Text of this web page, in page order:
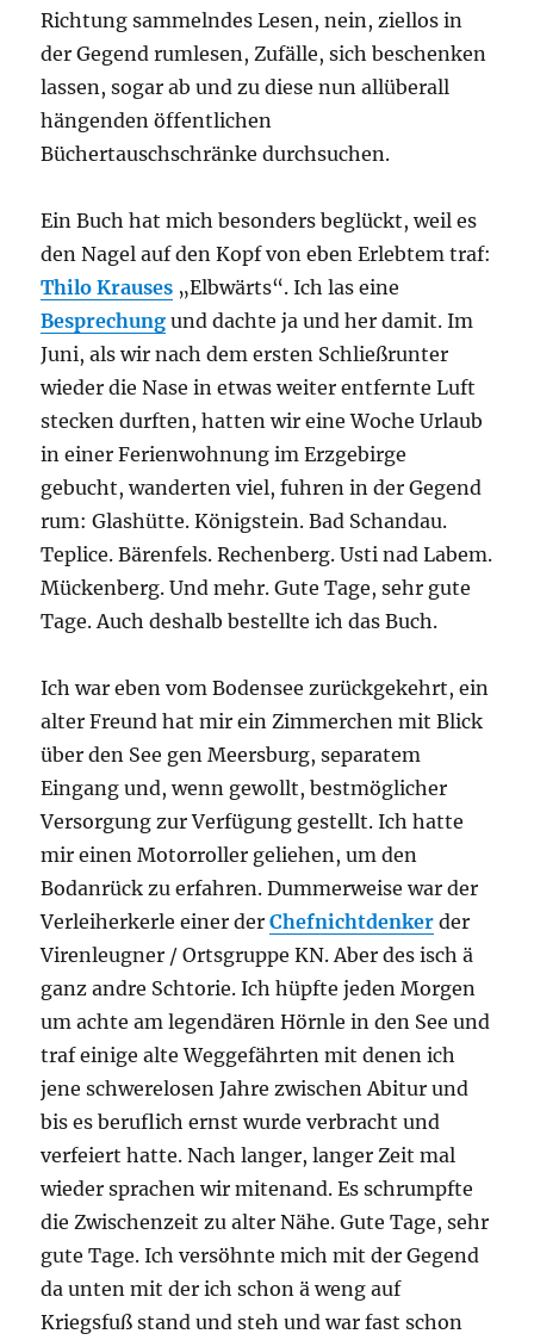
Richtung sammelndes Lesen, nein, ziellos in
der Gegend rumlesen, Zufälle, sich beschenken
lassen, sogar ab und zu diese nun allüberall
hängenden öffentlichen
Büchertauschschränke durchsuchen.
Ein Buch hat mich besonders beglückt, weil es
den Nagel auf den Kopf von eben Erlebtem traf:
Thilo Krauses „Elbwärts“. Ich las eine
Besprechung und dachte ja und her damit. Im
Juni, als wir nach dem ersten Schließrunter
wieder die Nase in etwas weiter entfernte Luft
stecken durften, hatten wir eine Woche Urlaub
in einer Ferienwohnung im Erzgebirge
gebucht, wanderten viel, fuhren in der Gegend
rum: Glashütte. Königstein. Bad Schandau.
Teplice. Bärenfels. Rechenberg. Usti nad Labem.
Mückenberg. Und mehr. Gute Tage, sehr gute
Tage. Auch deshalb bestellte ich das Buch.
Ich war eben vom Bodensee zurückgekehrt, ein
alter Freund hat mir ein Zimmerchen mit Blick
über den See gen Meersburg, separatem
Eingang und, wenn gewollt, bestmöglicher
Versorgung zur Verfügung gestellt. Ich hatte
mir einen Motorroller geliehen, um den
Bodanrück zu erfahren. Dummerweise war der
Verleiherkerle einer derChefnichtdenker der
Virenleugner / Ortsgruppe KN. Aber des isch ä
ganz andre Schtorie. Ich hüpfte jeden Morgen
um achte am legendären Hörnle in den See und
traf einige alte Weggefährten mit denen ich
jene schwerelosen Jahre zwischen Abitur und
bis es beruflich ernst wurde verbracht und
verfeiert hatte. Nach langer, langer Zeit mal
wieder sprachen wir mitenand. Es schrumpfte
die Zwischenzeit zu alter Nähe. Gute Tage, sehr
gute Tage. Ich versöhnte mich mit der Gegend
da unten mit der ich schon ä weng auf
Kriegsfuß stand und steh und war fast schon